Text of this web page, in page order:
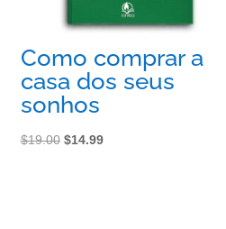
Como comprar a
casa dos seus
sonhos
$19.00 O
$14.99O